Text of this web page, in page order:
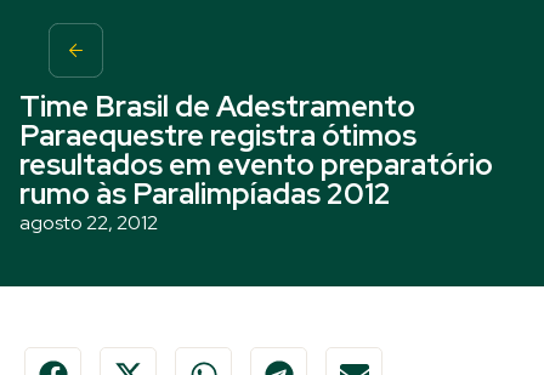
Time Brasil de Adestramento
Paraequestre registra ótimos
resultados em evento preparatório
rumo às Paralimpíadas 2012
agosto 22, 2012